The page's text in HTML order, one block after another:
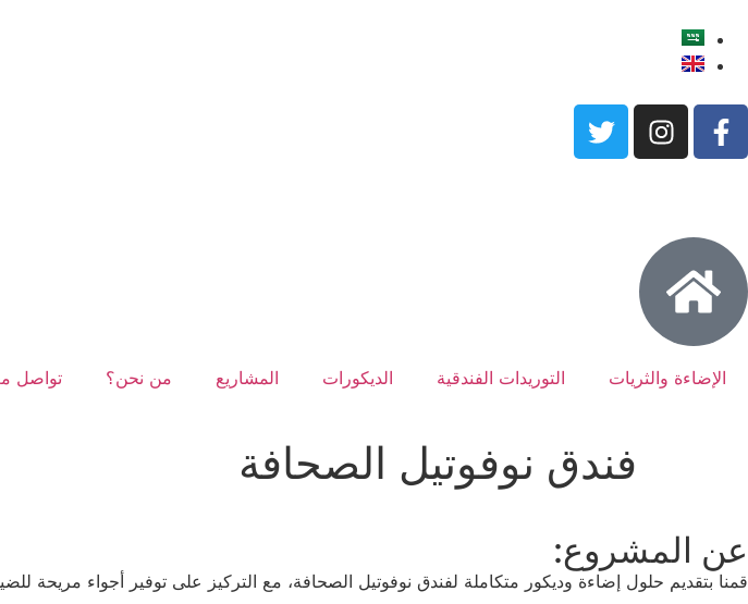
الإضاءة والثريات التوريدات الفندقية الديكورات المشاريع من نحن؟ تواصل
فندق نوفوتيل الصحافة
عن المشروع:
قمنا بتقديم حلول إضاءة وديكور متكاملة لفندق نوفوتيل الصحافة، مع التركيز على توفير أجواء